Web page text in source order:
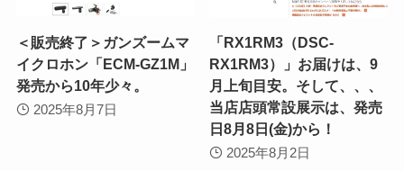
＜販売終了＞ガンズームマ
イクロホン「ECM-GZ1M」
発売から10年少々。
2025年8月7日
「RX1RM3（DSC-
RX1RM3）」お届けは、9
月上旬目安。そして、、、
当店店頭常設展示は、発売
日8月8日(金)から！
2025年8月2日